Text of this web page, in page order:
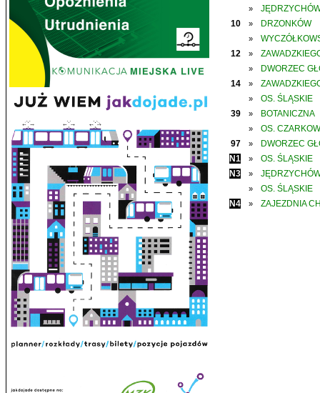
»
10
» DRZONKÓW
»
12
»
»
DWORZEC
14
»
»
OS. ŚLĄSKIE
39
» BOTANICZNA
»
OS.
97
»
DWORZEC
N1
»
OS. ŚLĄSKIE
N3
»
»
OS. ŚLĄSKIE
N4
» ZAJEZDNIA